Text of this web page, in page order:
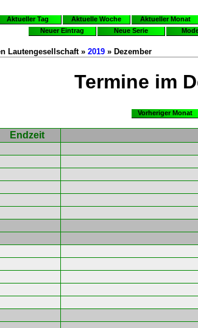
Aktueller Tag Aktuelle Woche Aktueller Monat
Neuer Eintrag
Neue Serie
Lautengesellschaft » 2019 » Dezember
Termine im
Vorheriger Monat
Endzeit